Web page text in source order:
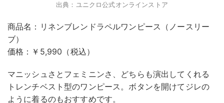
出典：ユニクロ公式オンラインストア
商品名：リネンブレンドラペルワンピース（ノースリー
ブ）
価格：￥5,990（税込）
マニッシュさとフェミニンさ、どちらも演出してくれる
トレンチベスト型のワンピース。ボタンを開けてジレの
ように着るのもおすすめです。